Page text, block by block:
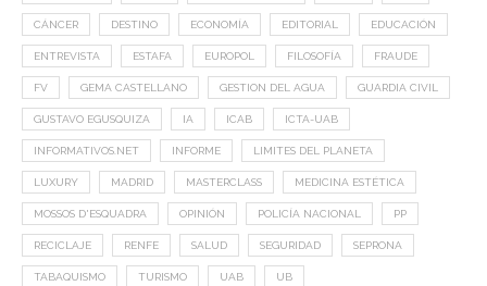
CÁNCER DESTINO ECONOMÍA EDITORIAL EDUCACIÓN
ENTREVISTA ESTAFA EUROPOL FILOSOFÍA FRAUDE
FV GEMA CASTELLANO GESTION DEL AGUA GUARDIA CIVIL
GUSTAVO EGUSQUIZA IA ICAB ICTA-UAB
INFORMATIVOS.NET INFORME LIMITES DEL PLANETA
LUXURY MADRID MASTERCLASS MEDICINA ESTÉTICA
MOSSOS D'ESQUADRA OPINIÓN POLICÍA NACIONAL PP
RECICLAJE RENFE SALUD SEGURIDAD SEPRONA
TABAQUISMO TURISMO UAB UB